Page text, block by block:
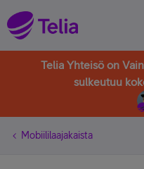
Telia Yhteisö on
sulkeutuu
Mobiililaajakaista